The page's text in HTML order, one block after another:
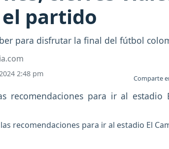
partido
para disfrutar la final del fútbol
2:48 pm Comparte
recomendaciones para ir al estadio El